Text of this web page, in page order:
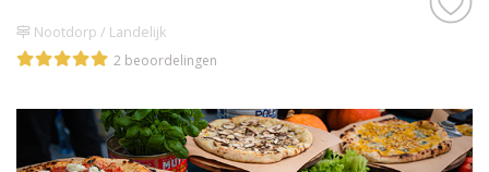
Nootdorp / Landelijk
2 beoordelingen